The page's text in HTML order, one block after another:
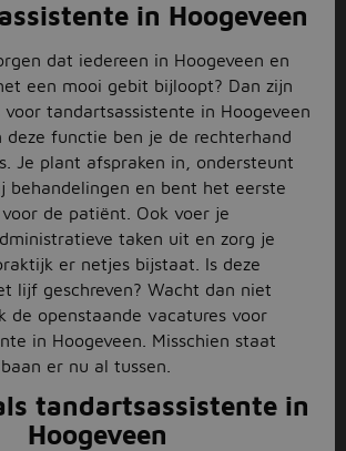
in Hoogeveen
dat iedereen in Hoogeveen en
een mooi gebit bijloopt? Dan zijn
voor tandartsassistente in Hoogeveen
deze functie ben je de rechterhand
Je plant afspraken in, ondersteunt
behandelingen en bent het eerste
de patiënt. Ook voer je
taken uit en zorg je
er netjes bijstaat. Is deze
lijf geschreven? Wacht dan niet
de openstaande vacatures voor
in Hoogeveen. Misschien staat
er nu al tussen.
tandartsassistente in
Hoogeveen